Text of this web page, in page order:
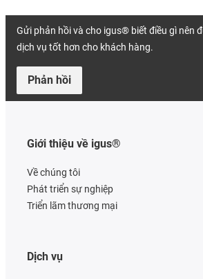
Gửi phản hồi và cho igus® biết điều gì nên
dịch vụ tốt hơn cho khách hàng.
Phản hồi
Giới thiệu về igus®
Về chúng tôi
Phát triển sự nghiệp
Triển lãm thương mại
Dịch vụ